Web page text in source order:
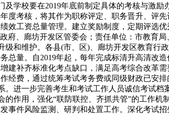
及学校要在2019年底前制定具体的考核与激
度考核，将其作为职称评定、职务晋升、评
效工资总量管理。建立奖励制度，定期评选
府、廊坊开发区管委会；责任单位：市教育
级和维护。各县(市、区)、廊坊开发区教育
总量。自2019年起，每年完成标清升高清改
建补齐标准化考点缺口，满足高考综合改革
经费，通过统筹考试考务费或同级财政已安
。进一步完善考生和考试工作人员诚信考试
的作用，强化“联防联控、齐抓共管”的工作
事件风险监测、研判和处置工作。深化考试